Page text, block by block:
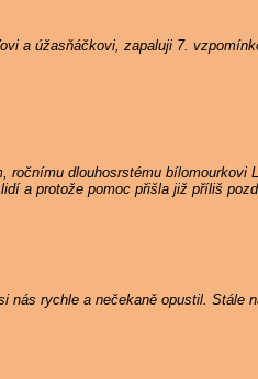
a úžasňáčkovi, zapaluji 7.
dlouhosrstému
a protože pomoc přišla již příliš
rychle a nečekaně opustil. Stále